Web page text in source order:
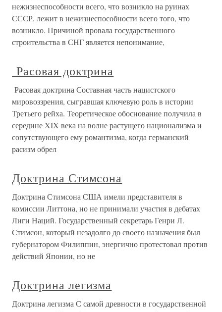
нежизнеспособности всего, что возникло на руинах
СССР, лежит в нежизнеспособности всего того, что
возникло. Причиной провала государственного
строительства в СНГ является непонимание,
Расовая доктрина
Расовая доктрина Составная часть нацистского
мировоззрения, сыгравшая ключевую роль в истории
Третьего рейха. Теоретическое обоснование получила в
середине XIX века на волне растущего национализма и
сопутствующего ему романтизма, когда германский
расизм обрел
Доктрина Стимсона
Доктрина Стимсона США имели представителя в
комиссии Литтона, но не принимали участия в дебатах
Лиги Наций. Государственный секретарь Генри Л.
Стимсон, который незадолго до своего назначения был
губернатором Филиппин, энергично протестовал против
действий Японии, но не
Доктрина легизма
Доктрина легизма С самой древности в государственной